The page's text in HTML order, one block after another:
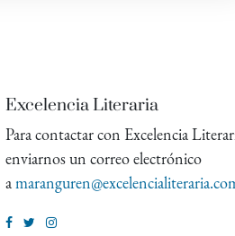
Excelencia Literaria
Para contactar con Excelencia
enviarnos un correo electrónico
a